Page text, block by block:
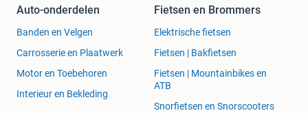
Auto-onderdelen
Banden en Velgen
Carrosserie en Plaatwerk
Motor en Toebehoren
Interieur en Bekleding
Fietsen en Brommers
Elektrische fietsen
Fietsen | Bakfietsen
Fietsen | Mountainbikes en
ATB
Snorfietsen en Snorscooters